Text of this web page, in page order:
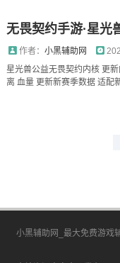
无畏契约手游·星光
作者： 小黑辅助网
星光兽公益无畏契约内核 更
离 血量 更新新赛季数据 适配
小黑辅助网_最大免费游戏